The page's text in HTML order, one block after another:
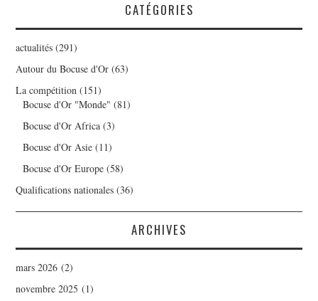
CATÉGORIES
actualités (291)
Autour du Bocuse d'Or (63)
La compétition (151)
Bocuse d'Or "Monde" (81)
Bocuse d'Or Africa (3)
Bocuse d'Or Asie (11)
Bocuse d'Or Europe (58)
Qualifications nationales (36)
ARCHIVES
mars 2026 (2)
novembre 2025 (1)